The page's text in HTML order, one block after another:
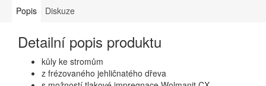
Popis Diskuze
Detailní popis produktu
kůly ke stromům
z frézovaného jehličnatého dřeva